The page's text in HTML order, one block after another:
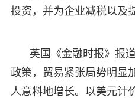
投资，并为企业减税以及
英国《金融时报》报
政策，贸易紧张局势明显
人意料地增长。以美元计